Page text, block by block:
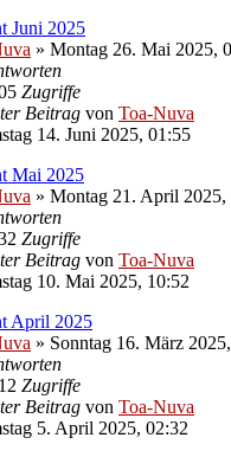
Juni 2025
» Montag 26. Mai 2025,
Zugriffe
Beitrag von Toa-Nuva
14. Juni 2025, 01:55
Mai 2025
» Montag 21. April 2025,
Zugriffe
Beitrag von Toa-Nuva
10. Mai 2025, 10:52
April 2025
» Sonntag 16. März
Zugriffe
Beitrag von Toa-Nuva
5. April 2025, 02:32